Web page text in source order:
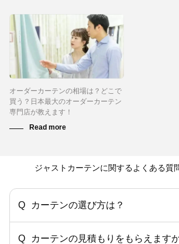
オーダーカーテンの相場は？どこで
買う？日本最大のオーダーカーテン
専門店が教えます！
ジャストカーテンに関するよくある質
カーテンの選び方は？
カーテンの見積もりをもらえます